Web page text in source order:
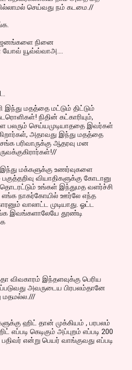
செய்வது நம் கடமை.//
நினை
யூவ்வ்வாஅ....
இந்து மதத்தை மட்டும் திட்டும்
நிதின் கட்காரியும்,
பலரும் செய்யமுடியாததை இவர்கள்
அதாவது இந்து மதத்தை
சங்க பரிவாருக்கு ஆதரவு மன
இந்து மக்களுக்கு உணர்வுகளை
வியாதிகளுக்கு கோடானு
உங்கள் இந்துமத வளர்ச்சி
நாகர்கோயில் ஊர்லே எந்த
வாலாட்ட முடியாது. ஓட்ட
இவங்களாலேயே தூண்டி
விவகாரம் இந்தளவுக்கு பெரிய
அவருடைய பிரபலம்தானே
மதமல்ல.///
ஹிட் தான் முக்கியம் , பரபலம்
கெடிகும் அப்புறம் எப்படி 200
பதிவர் என்று பெயர் வாங்குவது எப்படி